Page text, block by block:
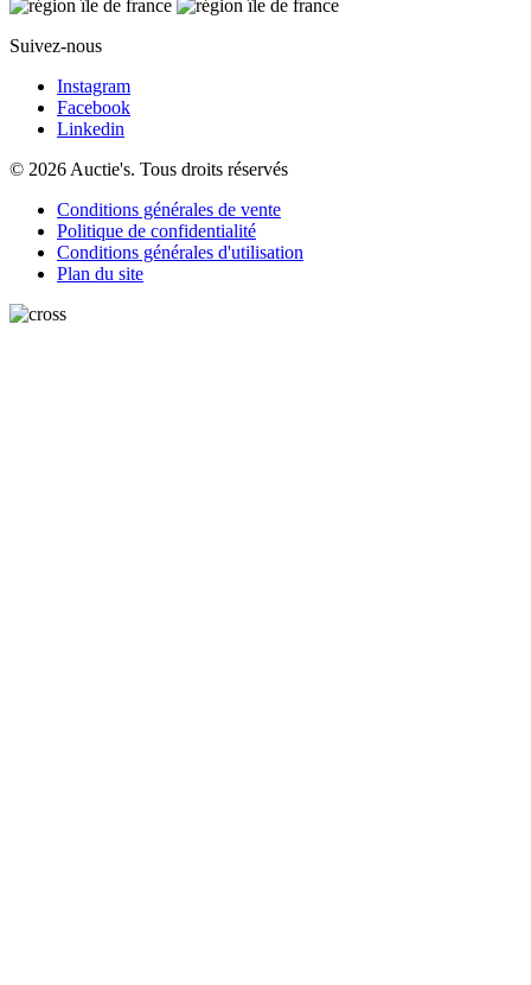
Suivez-nous
Instagram
Facebook
Linkedin
© 2026 Auctie's. Tous droits réservés
Conditions générales de vente
Politique de confidentialité
Conditions générales d'utilisation
Plan du site